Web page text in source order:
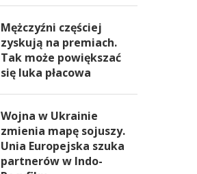
Mężczyźni częściej
zyskują na premiach.
Tak może powiększać
się luka płacowa
Wojna w Ukrainie
zmienia mapę sojuszy.
Unia Europejska szuka
partnerów w Indo-